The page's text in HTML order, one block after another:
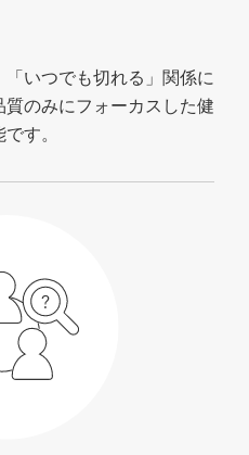
いつでも切れる」関係に
のみにフォーカスした健
す。